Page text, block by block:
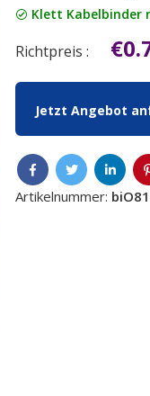
Klett Kabelbinder
Richtpreis :
Jetzt Angebot
Artikelnummer: